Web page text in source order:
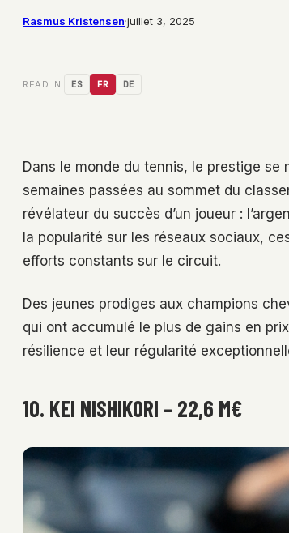
Rasmus Kristensen·juillet 3, 2025
READ IN: ES FR DE
Dans le monde du tennis, le prestige
semaines passées au sommet du
révélateur du succès d’un joueur :
la popularité sur les réseaux sociaux,
efforts constants sur le circuit.
Des jeunes prodiges aux champions
qui ont accumulé le plus de gains en
résilience et leur régularité
10. KEI NISHIKORI – 22,6 M€